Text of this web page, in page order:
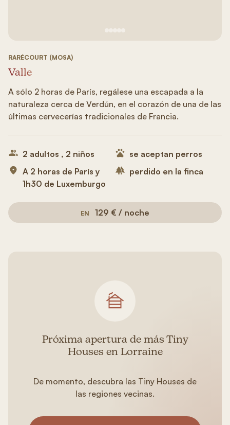
RARÉCOURT (MOSA)
Valle
A sólo 2 horas de París, regálese una escapada a la
naturaleza cerca de Verdún, en el corazón de una de las
últimas cervecerías tradicionales de Francia.
2 adultos , 2 niños
A 2 horas de París y
1h30 de Luxemburgo
se aceptan perros
perdido en la finca
EN 129 € / noche
Próxima apertura de más Tiny
Houses en Lorraine
De momento, descubra las Tiny Houses de
las regiones vecinas.